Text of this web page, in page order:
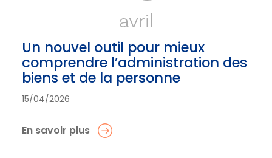
avril
Un nouvel outil pour mieux
comprendre l’administration des
biens et de la personne
15/04/2026
En savoir plus